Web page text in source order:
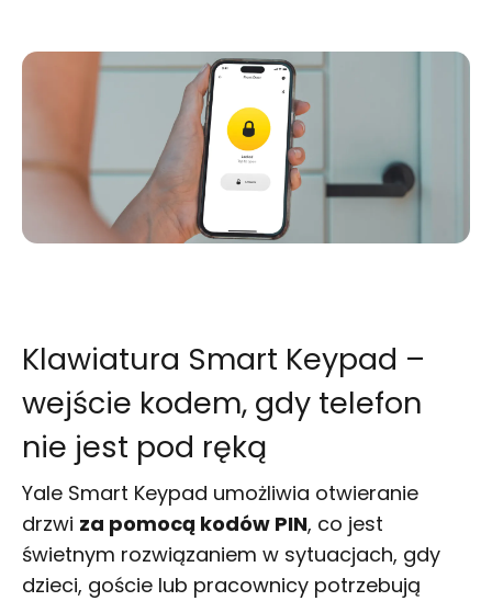
Klawiatura Smart Keypad –
wejście kodem, gdy telefon
nie jest pod ręką
Yale Smart Keypad umożliwia otwieranie
drzwi za pomocą kodów PIN, co jest
świetnym rozwiązaniem w sytuacjach, gdy
dzieci, goście lub pracownicy potrzebują